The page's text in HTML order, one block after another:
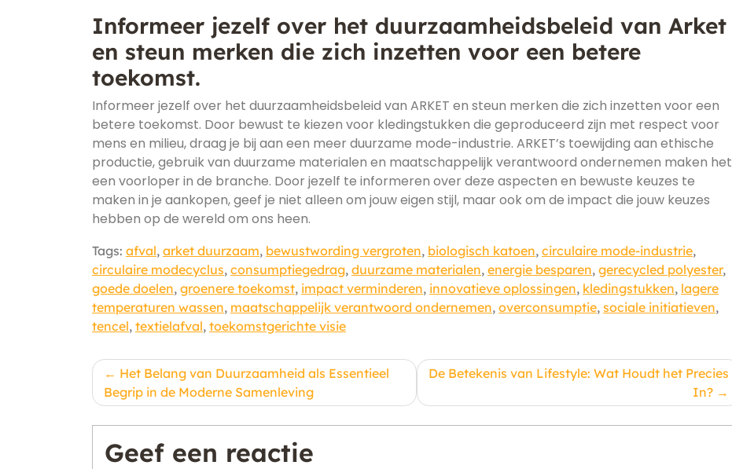
Informeer jezelf over het duurzaamheidsbeleid van Arket
en steun merken die zich inzetten voor een betere
toekomst.
Informeer jezelf over het duurzaamheidsbeleid van ARKET en steun merken die zich inzetten voor een
betere toekomst. Door bewust te kiezen voor kledingstukken die geproduceerd zijn met respect voor
mens en milieu, draag je bij aan een meer duurzame mode-industrie. ARKET’s toewijding aan ethische
productie, gebruik van duurzame materialen en maatschappelijk verantwoord ondernemen maken het
een voorloper in de branche. Door jezelf te informeren over deze aspecten en bewuste keuzes te
maken in je aankopen, geef je niet alleen om jouw eigen stijl, maar ook om de impact die jouw keuzes
hebben op de wereld om ons heen.
Tags: afval, arket duurzaam, bewustwording vergroten, biologisch katoen, circulaire mode-industrie,
circulaire modecyclus, consumptiegedrag, duurzame materialen, energie besparen, gerecycled polyester,
goede doelen, groenere toekomst, impact verminderen, innovatieve oplossingen, kledingstukken, lagere
temperaturen wassen, maatschappelijk verantwoord ondernemen, overconsumptie, sociale initiatieven,
tencel, textielafval, toekomstgerichte visie
Berichtnavigatie
Het Belang van Duurzaamheid als Essentieel
Begrip in de Moderne Samenleving
De Betekenis van Lifestyle: Wat Houdt het Precies
In?
Geef een reactie